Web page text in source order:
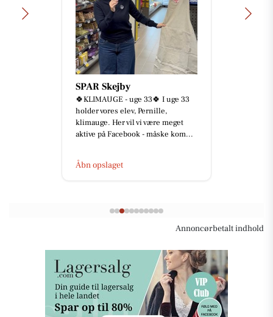
SPAR Skejby
🍀KLIMAUGE - uge 33🍀 I uge 33
holder vores elev, Pernille,
klimauge. Her vil vi være meget
aktive på Facebook - måske kom...
Åbn opslaget
Annoncørbetalt indhold